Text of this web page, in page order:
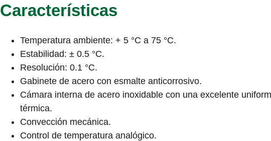
Características
Temperatura ambiente: + 5 °C a 75 °C.
Estabilidad: ± 0.5 °C.
Resolución: 0.1 °C.
Gabinete de acero con esmalte anticorrosivo.
Cámara interna de acero inoxidable con una excelente
térmica.
Convección mecánica.
Control de temperatura analógico.